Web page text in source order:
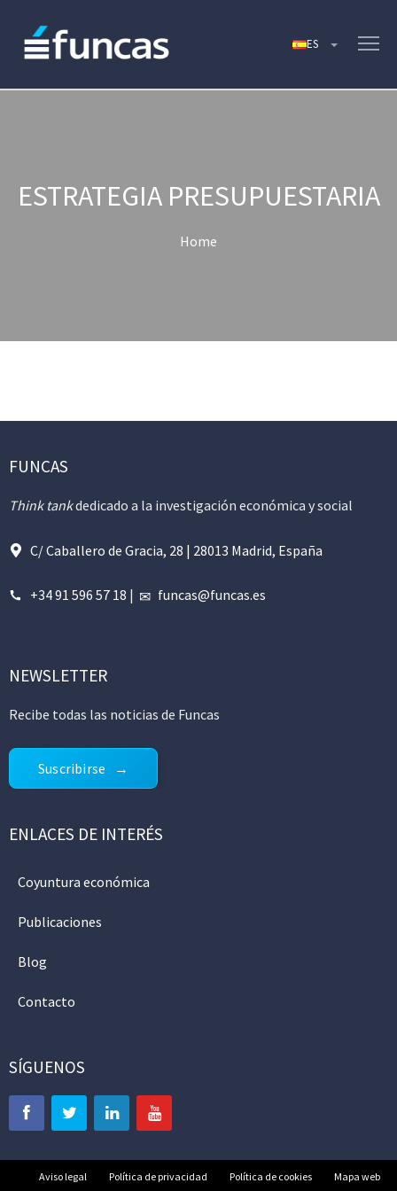
ESTRATEGIA PRESUPUESTARIA
Home
FUNCAS
Think tankdedicado a la investigación económica y social
C/ Caballero de Gracia, 28 | 28013 Madrid, España
+34 91 596 57 18 | funcas@funcas.es
NEWSLETTER
Recibe todas las noticias de Funcas
Suscribirse
ENLACES DE INTERÉS
Coyuntura económica
Publicaciones
Blog
Contacto
SÍGUENOS
Aviso legal Política de privacidad Política de cookies Mapa web